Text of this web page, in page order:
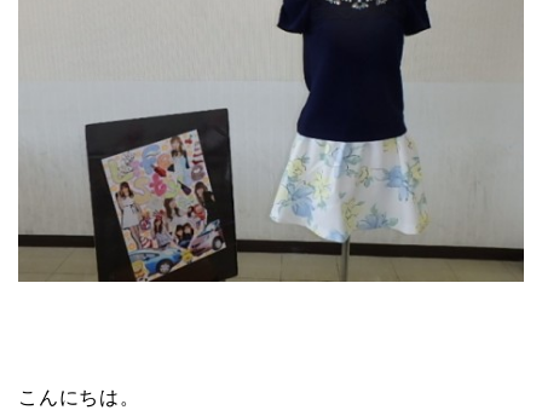
こんにちは。